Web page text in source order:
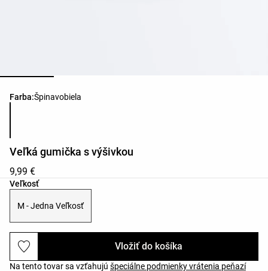
Farba:Špinavobiela
Zoznam farieb produktu
Veľká gumička s výšivkou
9,99 €
Veľkosť
Zoznam veľkostí produktu
M - Jedna Veľkosť
Vložiť do košíka
Na tento tovar sa vzťahujú špeciálne podmienky vrátenia peňazí